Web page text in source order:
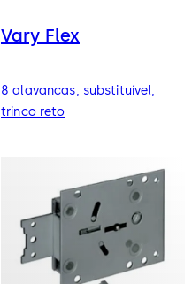
Vary Flex
8 alavancas, substituível,
trinco reto